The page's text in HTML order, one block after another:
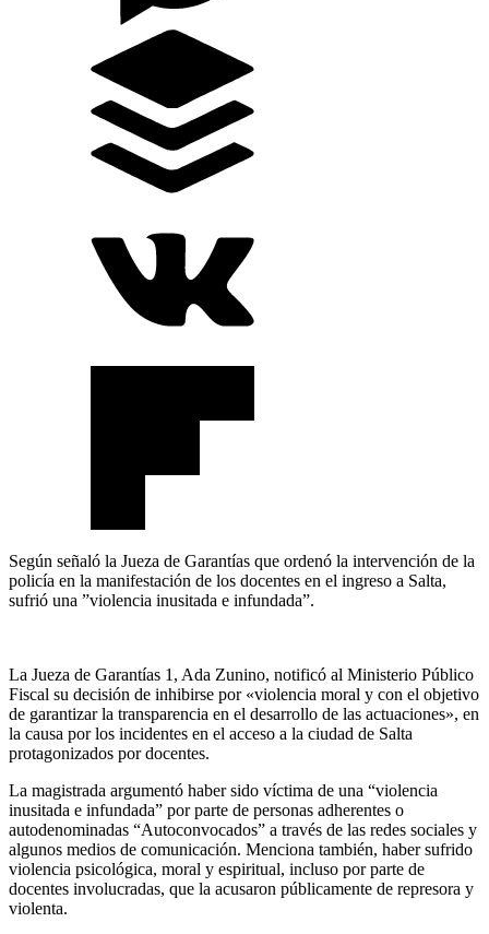
Según señaló la Jueza de Garantías que ordenó la intervención de la
policía en la manifestación de los docentes en el ingreso a Salta,
sufrió una ”violencia inusitada e infundada”.
La Jueza de Garantías 1, Ada Zunino, notificó al Ministerio Público
Fiscal su decisión de inhibirse por «violencia moral y con el objetivo
de garantizar la transparencia en el desarrollo de las actuaciones», en
la causa por los incidentes en el acceso a la ciudad de Salta
protagonizados por docentes.
La magistrada argumentó haber sido víctima de una “violencia
inusitada e infundada” por parte de personas adherentes o
autodenominadas “Autoconvocados” a través de las redes sociales y
algunos medios de comunicación. Menciona también, haber sufrido
violencia psicológica, moral y espiritual, incluso por parte de
docentes involucradas, que la acusaron públicamente de represora y
violenta.